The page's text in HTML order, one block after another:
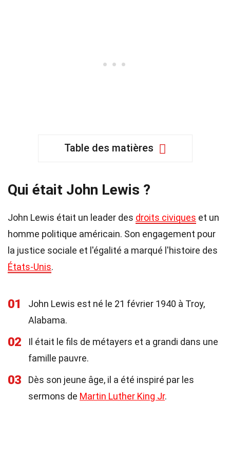
Table des matières
Qui était John Lewis ?
John Lewis était un leader des droits civiques et un
homme politique américain. Son engagement pour
la justice sociale et l'égalité a marqué l'histoire des
États-Unis.
01
John Lewis est né le 21 février 1940 à Troy,
Alabama.
02
Il était le fils de métayers et a grandi dans une
famille pauvre.
03
Dès son jeune âge, il a été inspiré par les
sermons de Martin Luther King Jr.